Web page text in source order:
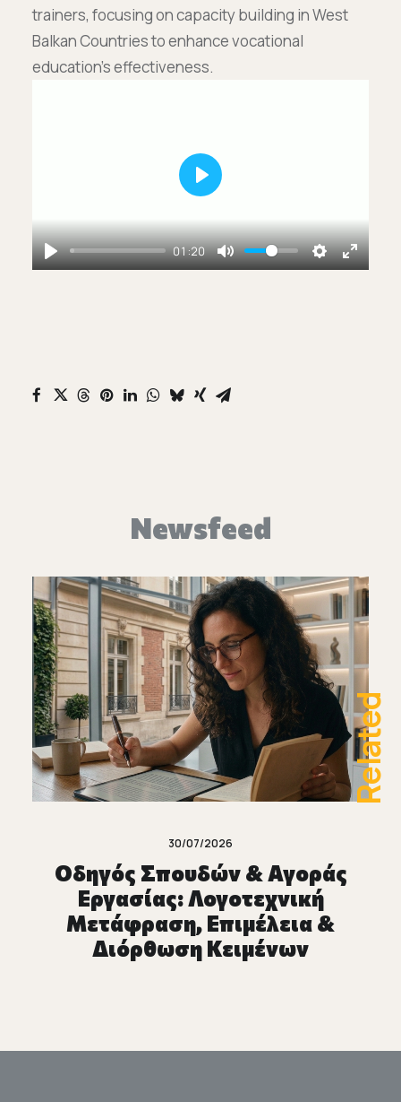
trainers, focusing on capacity building in West
Balkan Countries to enhance vocational
education’s effectiveness.
Play
01:20
Mute Settings
Enter
Play
Newsfeed
30/07/2026
Οδηγός Σπουδών & Αγοράς
Εργασίας: Λογοτεχνική
Μετάφραση, Επιμέλεια &
Διόρθωση Κειμένων
Related